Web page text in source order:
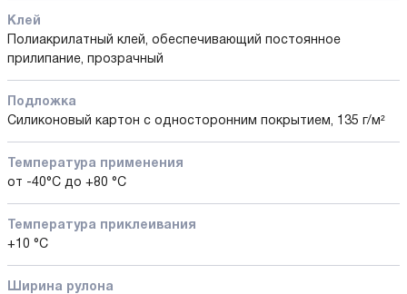
Клей
Полиакрилатный клей, обеспечивающий постоянное
прилипание, прозрачный
Подложка
Силиконовый картон с односторонним покрытием, 135 г/м²
Температура применения
от -40°С до +80 °С
Температура приклеивания
+10 °С
Ширина рулона